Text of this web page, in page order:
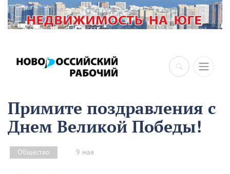
Примите поздравления с
Днем Великой Победы!
Общество 9 мая